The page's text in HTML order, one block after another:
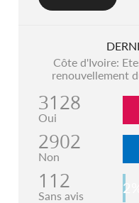
Côte d'Ivoire:
renouvellement
3128
Oui
2902
Non
112
Sans avis 2%